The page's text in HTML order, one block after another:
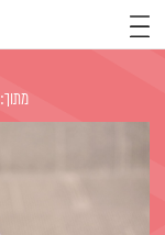
מתוך: